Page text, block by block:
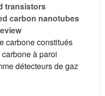
transistors
carbon nanotubes
carbone constitués
à paroi
détecteurs de gaz